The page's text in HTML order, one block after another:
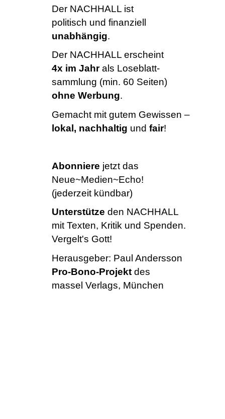
Der NACHHALL ist
politisch und finanziell
unabhängig.
Der NACHHALL erscheint
4x im Jahrals Loseblatt-
sammlung (min. 60 Seiten)
ohne Werbung.
Gemacht mit gutem Gewissen –
lokal, nachhaltig und fair!
Abonniere jetzt das
Neue~Medien~Echo!
(jederzeit kündbar)
Unterstütze den NACHHALL
mit Texten, Kritik und Spenden.
Vergelt's Gott!
Herausgeber: Paul Andersson
Pro-Bono-Projektdes
massel Verlags, München